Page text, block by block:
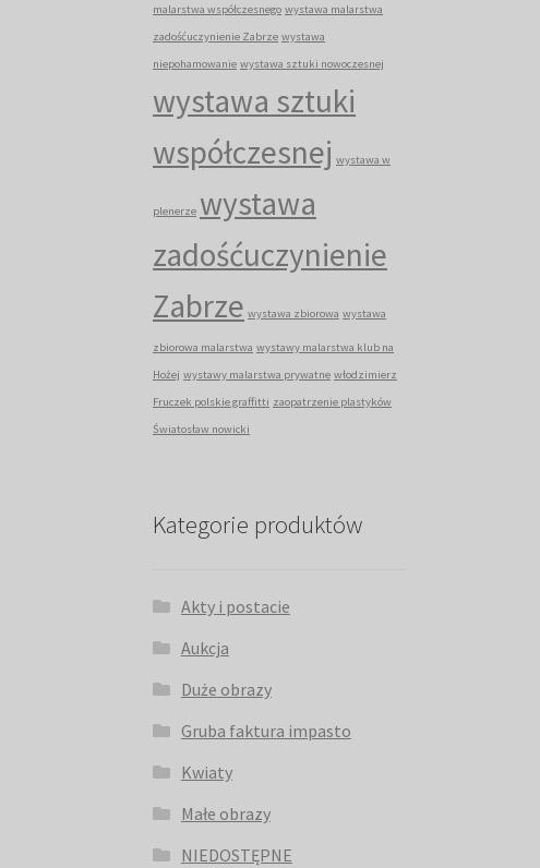
malarstwa współczesnego wystawa malarstwa
zadośćuczynienie Zabrze wystawa
niepohamowanie wystawa sztuki nowoczesnej
wystawa sztuki
współczesnej wystawa w
plenerze wystawa
zadośćuczynienie
Zabrze wystawa zbiorowa wystawa
zbiorowa malarstwa wystawy malarstwa klub na
Hożej wystawy malarstwa prywatne włodzimierz
Fruczek polskie graffitti zaopatrzenie plastyków
Światosław nowicki
Kategorie produktów
Akty i postacie
Aukcja
Duże obrazy
Gruba faktura impasto
Kwiaty
Małe obrazy
NIEDOSTĘPNE